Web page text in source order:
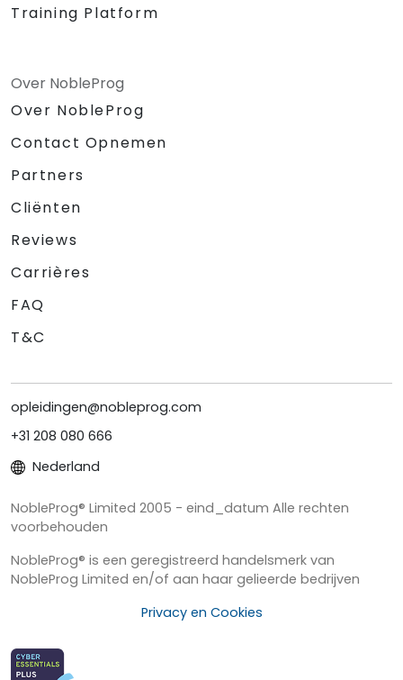
Training Platform
Over NobleProg
Over NobleProg
Contact Opnemen
Partners
Cliënten
Reviews
Carrières
FAQ
T&C
opleidingen@nobleprog.com
+31 208 080 666
Nederland
NobleProg® Limited 2005 - eind_datum Alle rechten
voorbehouden
NobleProg® is een geregistreerd handelsmerk van
NobleProg Limited en/of aan haar gelieerde bedrijven
Privacy en Cookies